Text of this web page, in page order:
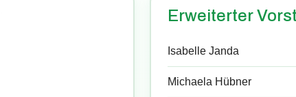
Erweiterter
Isabelle Janda
Michaela Hübner